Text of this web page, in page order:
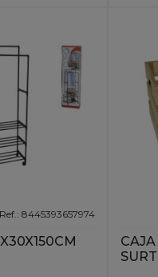
Ref.: 8445393657974